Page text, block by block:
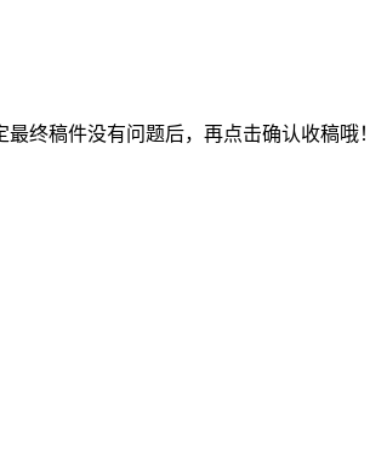
稿件没有问题后，再点击确认收稿哦！